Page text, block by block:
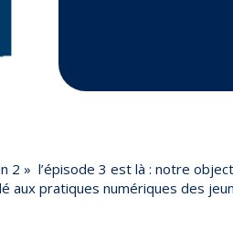
2 » l’épisode 3 est là : notre
aux pratiques numériques des